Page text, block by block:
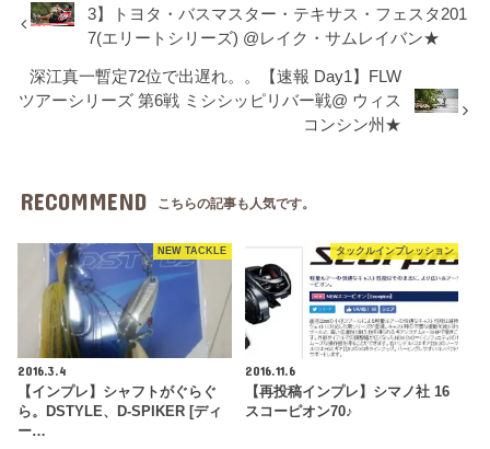
3】トヨタ・バスマスター・テキサス・フェスタ201
7(エリートシリーズ) @レイク・サムレイバン★
深江真一暫定72位で出遅れ。。【速報 Day1】FLW
ツアーシリーズ 第6戦 ミシシッピリバー戦@ ウィス
コンシン州★
RECOMMEND こちらの記事も人気です。
NEW TACKLE
2016.3.4
【インプレ】シャフトがぐらぐ
ら。DSTYLE、D-SPIKER [ディ
ー…
タックルインプレッション
2016.11.6
【再投稿インプレ】シマノ社 16
スコーピオン70♪